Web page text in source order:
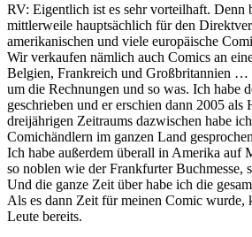
RV: Eigentlich ist es sehr vorteilhaft. Denn
mittlerweile hauptsächlich für den
amerikanischen und viele europäische
Wir verkaufen nämlich auch Comics an
Belgien, Frankreich und Großbritannien …
um die Rechnungen und so was. Ich habe
geschrieben und er erschien dann 2005 als
dreijährigen Zeitraums dazwischen habe
Comichändlern im ganzen Land
Ich habe außerdem überall in Amerika auf
so noblen wie der Frankfurter Buchmesse,
Und die ganze Zeit über habe ich die
Als es dann Zeit für meinen Comic wurde,
Leute bereits.